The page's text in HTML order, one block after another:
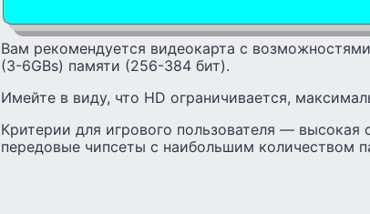
Вам рекомендуется видеокарта с
(3-6GBs) памяти (256-384 бит).
Имейте в виду, что HD ограничивается,
Критерии для игрового пользователя —
передовые чипсеты с наибольшим количеством